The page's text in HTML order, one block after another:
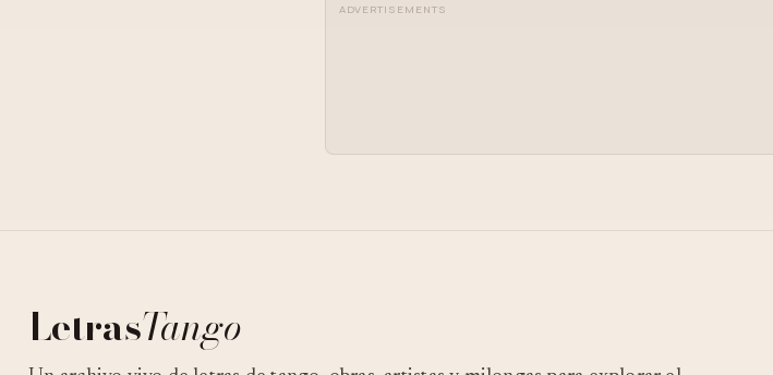
ADVERTISEMENTS
LetrasTango